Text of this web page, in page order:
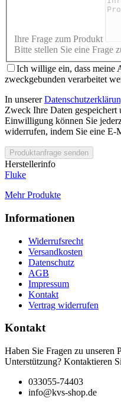
Ihre Frage zum Produkt
Bitte stellen Sie eine Frage
Ich willige ein, dass meine
zweckgebunden verarbeitet
In unserer
Zweck Ihre Daten gespeichert
Einwilligung können Sie
widerrufen, indem Sie eine E-
Produktanfrage senden
Herstellerinfo
Fluke
Mehr Produkte
Informationen
Widerrufsrecht
Versandkosten
Datenschutz
AGB
Impressum
Kontakt
Vertrag widerrufen
Kontakt
Haben Sie Fragen zu unseren
Unterstützung? Kontaktieren
033055-74403
info@kvs-shop.de